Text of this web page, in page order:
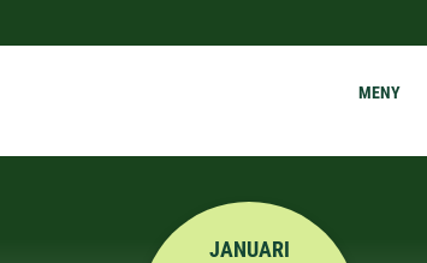
MENY
JANUARI